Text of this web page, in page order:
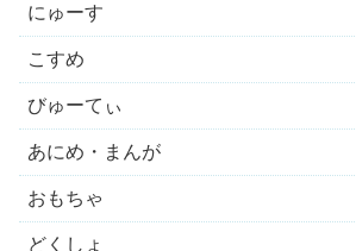
にゅーす
こすめ
びゅーてぃ
あにめ・まんが
おもちゃ
どくしょ